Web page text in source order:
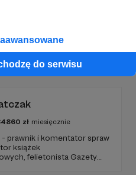
do serwisu
zł miesięcznie
- prawnik i komentator spraw
książek
felietonista Gazety